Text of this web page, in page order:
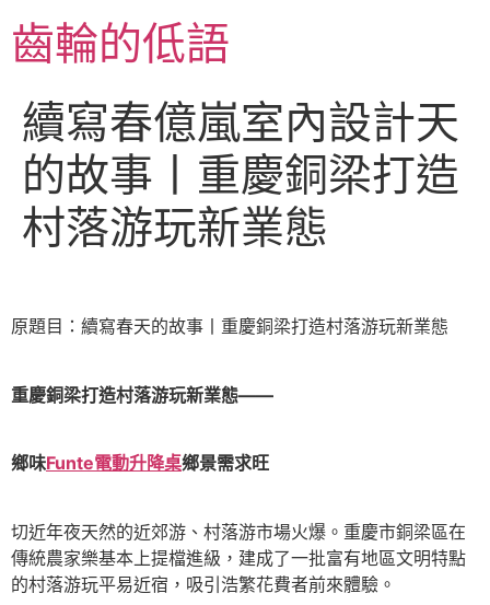
至
主齒輪的低語
續寫春億嵐室內設計天
的故事丨重慶銅梁打造
村落游玩新業態
原題目：續寫春天的故事丨重慶銅梁打造村落游玩新業態
重慶銅梁打造村落游玩新業態——
鄉味Funte電動升降桌鄉景需求旺
切近年夜天然的近郊游、村落游市場火爆。重慶市銅梁區在
傳統農家樂基本上提檔進級，建成了一批富有地區文明特點
的村落游玩平易近宿，吸引浩繁花費者前來體驗。